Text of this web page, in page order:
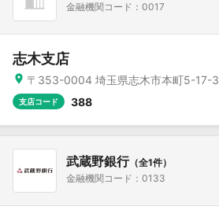
金融機関コード：0017
志木支店
〒353-0004 埼玉県志木市本町5-17-3
支店コード 388
武蔵野銀行（全1件）
金融機関コード：0133